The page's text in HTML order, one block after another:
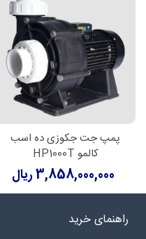
پمپ جت جکوزی ده اسب
کالمو HP1000T
3,858,000,000 ریال
راهنمای خرید